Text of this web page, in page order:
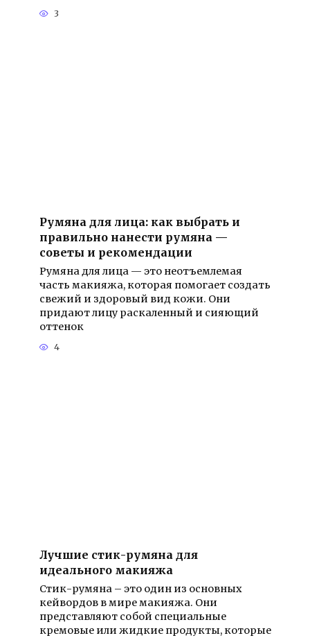
3
Румяна для лица: как выбрать и
правильно нанести румяна —
советы и рекомендации
Румяна для лица — это неотъемлемая
часть макияжа, которая помогает создать
свежий и здоровый вид кожи. Они
придают лицу раскаленный и сияющий
оттенок
4
Лучшие стик-румяна для
идеального макияжа
Стик-румяна – это один из основных
кейвордов в мире макияжа. Они
представляют собой специальные
кремовые или жидкие продукты, которые